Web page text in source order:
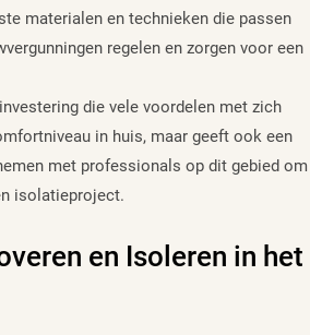
materialen en technieken die passen
regelen en zorgen voor een
die vele voordelen met zich
in huis, maar geeft ook een
met professionals op dit gebied om
isolatieproject.
en Isoleren in het